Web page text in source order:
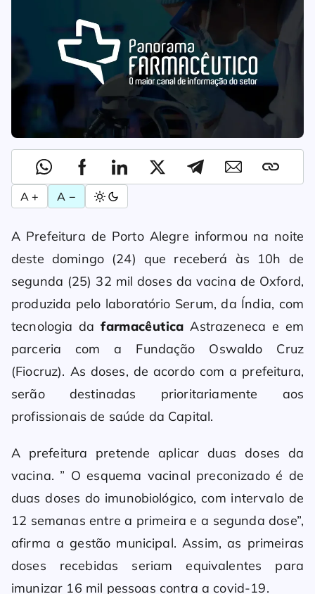
A + A −
A Prefeitura de Porto Alegre informou na noite
deste domingo (24) que receberá às 10h de
segunda (25) 32 mil doses da vacina de Oxford,
produzida pelo laboratório Serum, da Índia, com
tecnologia dafarmacêutica Astrazeneca e em
parceria com a Fundação Oswaldo Cruz
(Fiocruz). As doses, de acordo com a prefeitura,
serão destinadas prioritariamente aos
profissionais de saúde da Capital.
A prefeitura pretende aplicar duas doses da
vacina. ” O esquema vacinal preconizado é de
duas doses do imunobiológico, com intervalo de
12 semanas entre a primeira e a segunda dose”,
afirma a gestão municipal. Assim, as primeiras
doses recebidas seriam equivalentes para
imunizar 16 mil pessoas contra a covid-19.